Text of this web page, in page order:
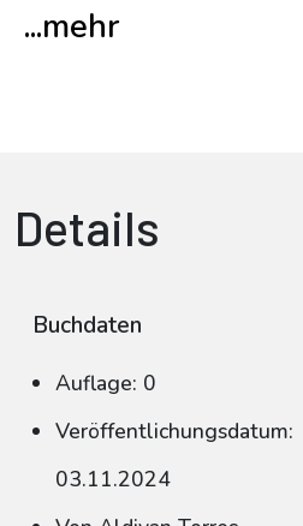
...mehr
Details
Buchdaten
Auflage: 0
Veröffentlichungsdatum:
03.11.2024